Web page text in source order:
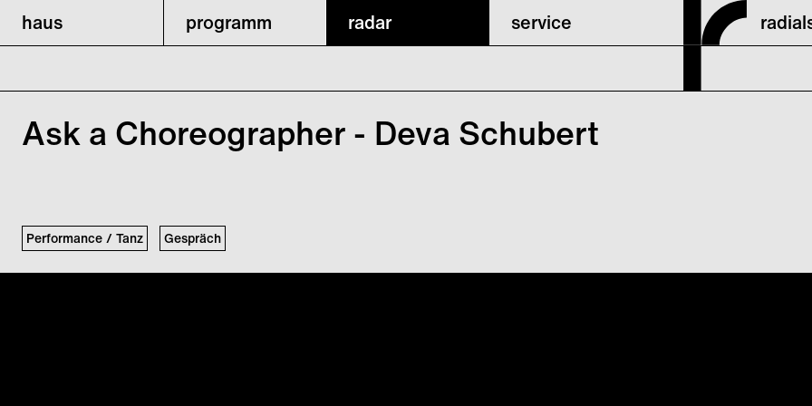
haus programm radar service
Ask a Choreographer - Deva Schubert
Performance / Tanz Gespräch